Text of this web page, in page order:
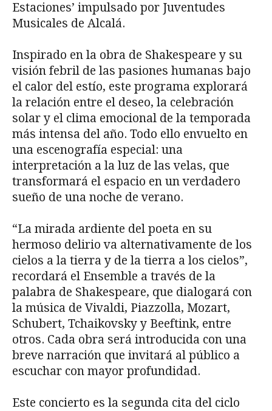
Estaciones’ impulsado por Juventudes
Musicales de Alcalá.
Inspirado en la obra de Shakespeare y su
visión febril de las pasiones humanas bajo
el calor del estío, este programa explorará
la relación entre el deseo, la celebración
solar y el clima emocional de la temporada
más intensa del año. Todo ello envuelto en
una escenografía especial: una
interpretación a la luz de las velas, que
transformará el espacio en un verdadero
sueño de una noche de verano.
“La mirada ardiente del poeta en su
hermoso delirio va alternativamente de los
cielos a la tierra y de la tierra a los cielos”,
recordará el Ensemble a través de la
palabra de Shakespeare, que dialogará con
la música de Vivaldi, Piazzolla, Mozart,
Schubert, Tchaikovsky y Beeftink, entre
otros. Cada obra será introducida con una
breve narración que invitará al público a
escuchar con mayor profundidad.
Este concierto es la segunda cita del ciclo